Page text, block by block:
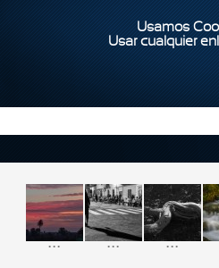
Usamos
Usar cualquier
... ... ...